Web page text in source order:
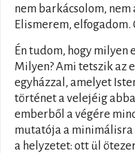
nem barkácsolom,
Elismerem, elfogadom.
Én tudom, hogy milyen
Milyen? Ami tetszik az
egyházzal, amelyet
történet a velejéig
emberből a végére
mutatója a minimálisra
a helyzetet: ott ül